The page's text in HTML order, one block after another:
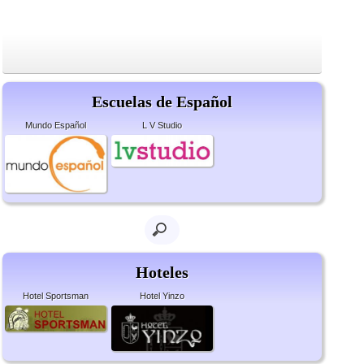
Escuelas de Español
Mundo Español L V Studio
Hoteles
Hotel Sportsman Hotel Yinzo